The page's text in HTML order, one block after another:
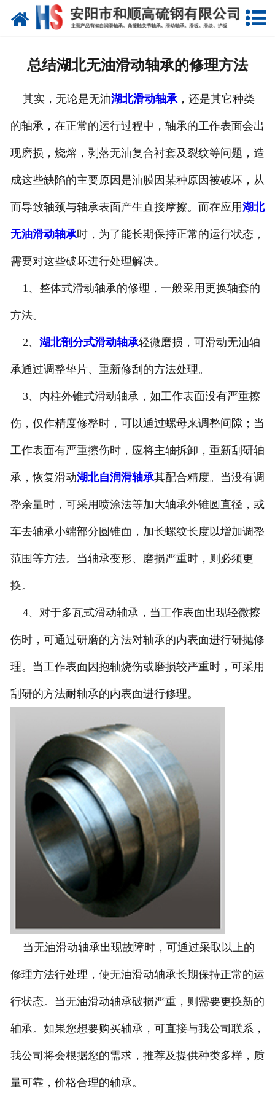
网站首页
技术参数
业绩证明
联系我们
总结湖北无油滑动轴承的修理方法
其实，无论是无油湖北滑动轴承，还是其它种类
的轴承，在正常的运行过程中，轴承的工作表面会出
现磨损，烧熔，剥落无油复合衬套及裂纹等问题，造
成这些缺陷的主要原因是油膜因某种原因被破坏，从
而导致轴颈与轴承表面产生直接摩擦。而在应用湖北
无油滑动轴承时，为了能长期保持正常的运行状态，
需要对这些破坏进行处理解决。
1、整体式滑动轴承的修理，一般采用更换轴套的
方法。
2、 湖北剖分式滑动轴承轻微磨损，可滑动无油轴
承通过调整垫片、重新修刮的方法处理。
3、内柱外锥式滑动轴承，如工作表面没有严重擦
伤，仅作精度修整时，可以通过螺母来调整间隙；当
工作表面有严重擦伤时，应将主轴拆卸，重新刮研轴
承，恢复滑动湖北自润滑轴承其配合精度。当没有调
整余量时，可采用喷涂法等加大轴承外锥圆直径，或
车去轴承小端部分圆锥面，加长螺纹长度以增加调整
范围等方法。当轴承变形、磨损严重时，则必须更
换。
4、对于多瓦式滑动轴承，当工作表面出现轻微擦
伤时，可通过研磨的方法对轴承的内表面进行研抛修
理。当工作表面因抱轴烧伤或磨损较严重时，可采用
刮研的方法耐轴承的内表面进行修理。
当无油滑动轴承出现故障时，可通过采取以上的
修理方法行处理，使无油滑动轴承长期保持正常的运
行状态。当无油滑动轴承破损严重，则需要更换新的
轴承。如果您想要购买轴承，可直接与我公司联系，
我公司将会根据您的需求，推荐及提供种类多样，质
量可靠，价格合理的轴承。